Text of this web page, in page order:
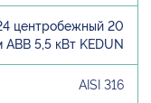
центробежный 20
5,5 кВт KEDUN
AISI 316